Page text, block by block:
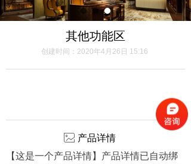
企业资质
其他功能区
创建时间： 2020年4月26日 15:16
产品详情
【这是一个产品详情】产品详情已自动绑
ꂈ